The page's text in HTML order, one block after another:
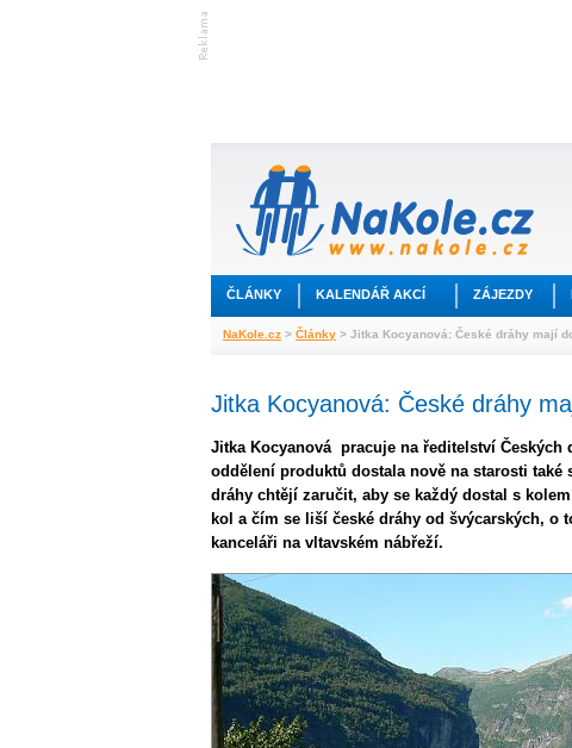
ČLÁNKY KALENDÁŘ AKCÍ ZÁJEZDY
NaKole.cz > Články > Jitka Kocyanová: České dráhy mají
Jitka Kocyanová: České dráhy
Jitka Kocyanová pracuje na ředitelství Českých
oddělení produktů dostala nově na starosti také
dráhy chtějí zaručit, aby se každý dostal s
kol a čím se liší české dráhy od švýcarských, o
kanceláři na vltavském nábřeží.